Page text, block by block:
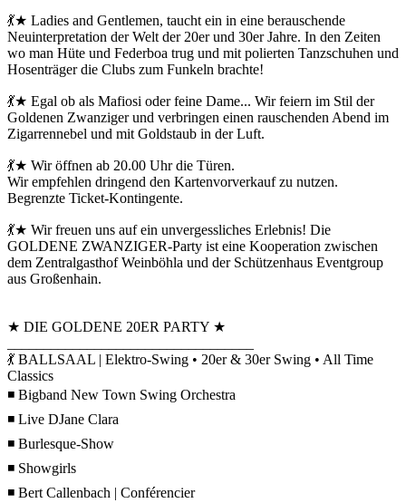
💃★ Ladies and Gentlemen, taucht ein in eine berauschende
Neuinterpretation der Welt der 20er und 30er Jahre. In den Zeiten
wo man Hüte und Federboa trug und mit polierten Tanzschuhen und
Hosenträger die Clubs zum Funkeln brachte!
💃★ Egal ob als Mafiosi oder feine Dame... Wir feiern im Stil der
Goldenen Zwanziger und verbringen einen rauschenden Abend im
Zigarrennebel und mit Goldstaub in der Luft.
💃★ Wir öffnen ab 20.00 Uhr die Türen.
Wir empfehlen dringend den Kartenvorverkauf zu nutzen.
Begrenzte Ticket-Kontingente.
💃★ Wir freuen uns auf ein unvergessliches Erlebnis! Die
GOLDENE ZWANZIGER-Party ist eine Kooperation zwischen
dem Zentralgasthof Weinböhla und der Schützenhaus Eventgroup
aus Großenhain.
★ DIE GOLDENE 20ER PARTY ★
💃 BALLSAAL | Elektro-Swing • 20er & 30er Swing • All Time
Classics
◾ Bigband New Town Swing Orchestra
◾ Live DJane Clara
◾ Burlesque-Show
◾ Showgirls
◾ Bert Callenbach | Conférencier